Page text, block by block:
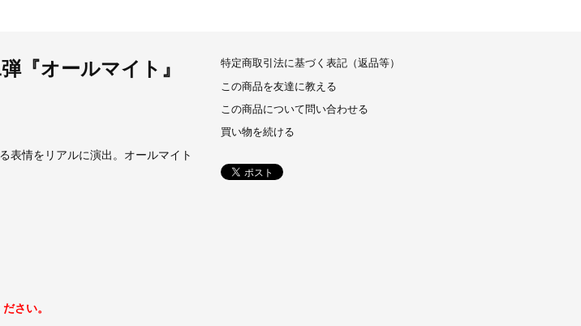
『オールマイト』
表情をリアルに演出。オールマイト
さい。
特定商取引法に基づく表記（返品等）
この商品を友達に教える
この商品について問い合わせる
買い物を続ける